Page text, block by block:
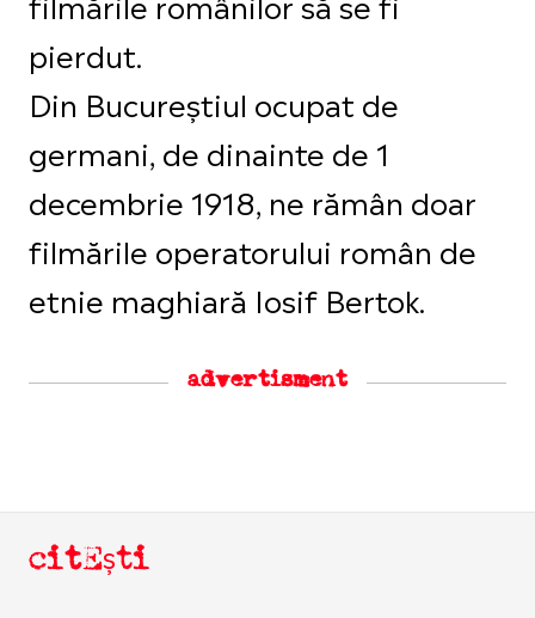
pierdut.
Din Bucureștiul ocupat de
germani, de dinainte de 1
decembrie 1918, ne rămân doar
filmările operatorului român de
etnie maghiară Iosif Bertok.
advertisment
citEști